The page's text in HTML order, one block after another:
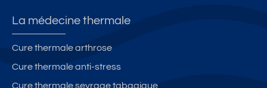
La médecine thermale
Cure thermale arthrose
Cure thermale anti-stress
Cure thermale sevrage tabagique